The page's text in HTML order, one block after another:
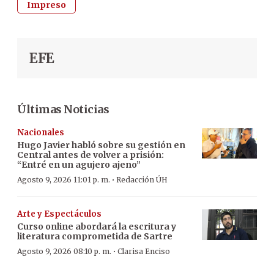
Impreso
EFE
Últimas Noticias
Nacionales
Hugo Javier habló sobre su gestión en
Central antes de volver a prisión:
“Entré en un agujero ajeno”
Agosto 9, 2026 11:01 p. m. · Redacción ÚH
Arte y Espectáculos
Curso online abordará la escritura y
literatura comprometida de Sartre
Agosto 9, 2026 08:10 p. m. · Clarisa Enciso